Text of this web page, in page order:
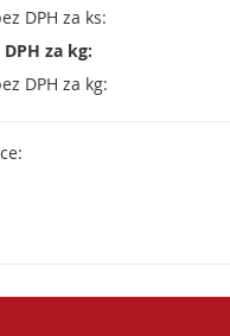
DPH za ks:
DPH za kg:
DPH za kg: